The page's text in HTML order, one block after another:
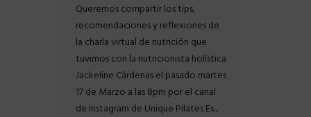
Queremos compartir los tips,
recomendaciones y reflexiones de
la charla virtual de nutrición que
tuvimos con la nutricionista holística
Jackeline Cárdenas el pasado martes
17 de Marzo a las 8pm por el canal
de Instagram de Unique Pilates Es...